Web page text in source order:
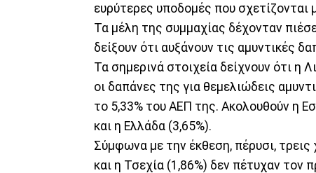
ευρύτερες υποδομές που σχετίζονται
Τα μέλη της συμμαχίας δέχονταν
δείξουν ότι αυξάνουν τις αμυντικές
Τα σημερινά στοιχεία δείχνουν ότι η
οι δαπάνες της για θεμελιώδεις
το 5,33% του ΑΕΠ της. Ακολουθούν η
και η Ελλάδα (3,65%).
Σύμφωνα με την έκθεση, πέρυσι, τρεις
και η Τσεχία (1,86%) δεν πέτυχαν τον